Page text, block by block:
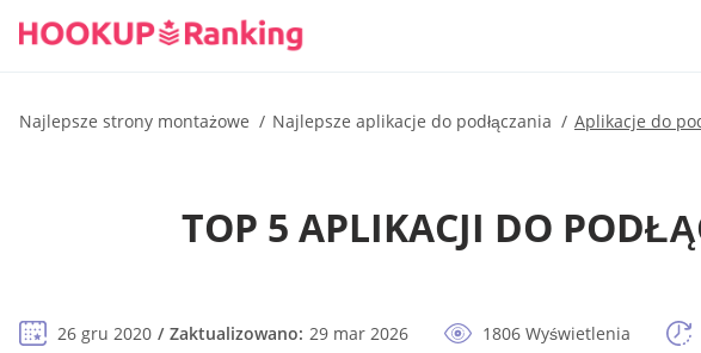
Najlepsze strony montażowe Najlepsze aplikacje do podłączania Aplikacje do
TOP 5 APLIKACJI DO
26 gru 2020 Zaktualizowano: 29 mar 2026 1806 Wyświetlenia